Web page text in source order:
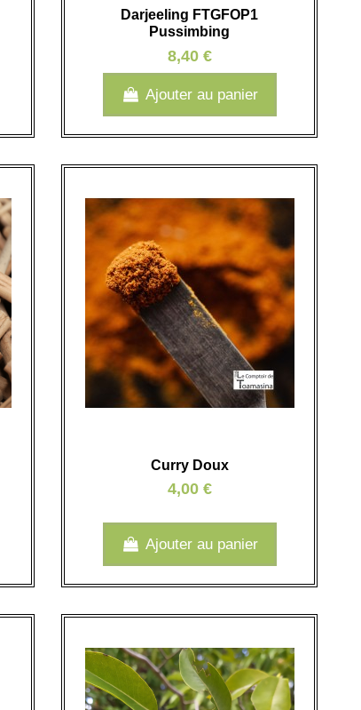
Darjeeling FTGFOP1
Pussimbing
8,40 €
Ajouter au panier
Curry Doux
4,00 €
Ajouter au panier